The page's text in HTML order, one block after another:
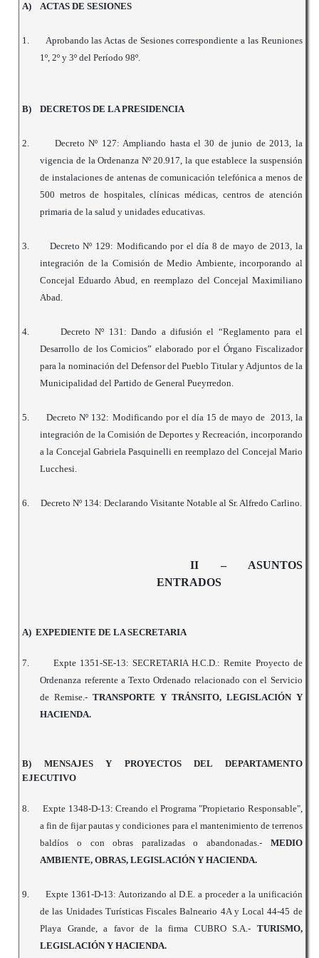
A) ACTAS DE SESIONES
1.
Aprobando las Actas de Sesiones correspondiente a las Reuniones
1º, 2º y 3º del Período 98º.
B) DECRETOS DE LA PRESIDENCIA
2.
Decreto Nº 127: Ampliando hasta el 30 de junio de 2013, la
vigencia de la Ordenanza Nº 20.917, la que establece la suspensión
de instalaciones de antenas de comunicación telefónica a menos de
500 metros de hospitales, clínicas médicas, centros de atención
primaria de la salud y unidades educativas.
3.
Decreto Nº 129: Modificando por el día 8 de mayo de 2013, la
integración de la Comisión de Medio Ambiente, incorporando al
Concejal Eduardo Abud, en reemplazo del Concejal Maximiliano
Abad.
4.
Decreto Nº 131: Dando a difusión el “Reglamento para el
Desarrollo de los Comicios” elaborado por el Órgano Fiscalizador
para la nominación del Defensor del Pueblo Titular y Adjuntos de la
Municipalidad del Partido de General Pueyrredon.
5.
Decreto Nº 132: Modificando por el día 15 de mayo de 2013, la
integración de la Comisión de Deportes y Recreación, incorporando
a la Concejal Gabriela Pasquinelli en reemplazo del Concejal Mario
Lucchesi.
6. Decreto Nº 134: Declarando Visitante Notable al Sr. Alfredo Carlino.
II – ASUNTOS
ENTRADOS
A) EXPEDIENTE DE LA SECRETARIA
7.
Expte 1351-SE-13: SECRETARIA H.C.D.: Remite Proyecto de
Ordenanza referente a Texto Ordenado relacionado con el Servicio
de Remise.-TRANSPORTE Y TRÁNSITO, LEGISLACIÓN Y
HACIENDA.
B) MENSAJES Y PROYECTOS DEL DEPARTAMENTO
EJECUTIVO
8.
Expte 1348-D-13: Creando el Programa "Propietario Responsable",
a fin de fijar pautas y condiciones para el mantenimiento de terrenos
baldíos o con obras paralizadas o abandonadas.- MEDIO
AMBIENTE, OBRAS, LEGISLACIÓN Y HACIENDA.
9.
Expte 1361-D-13: Autorizando al D.E. a proceder a la unificación
de las Unidades Turísticas Fiscales Balneario 4A y Local 44-45 de
Playa Grande, a favor de la firma CUBRO S.A.- TURISMO,
LEGISLACIÓN Y HACIENDA.